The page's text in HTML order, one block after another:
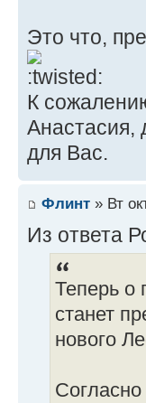
Это что,
К
Анастасия,
для Вас.
Флинт » Вт
Из ответа
Теперь о
станет
нового